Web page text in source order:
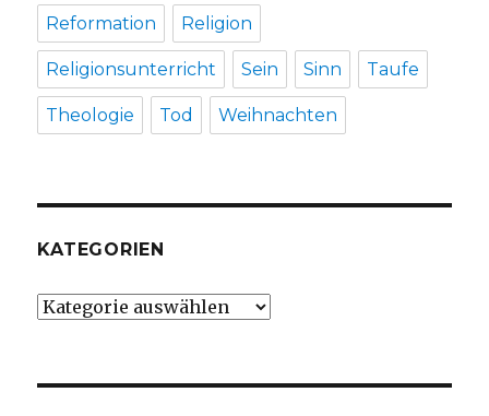
Reformation Religion
Religionsunterricht Sein Sinn Taufe
Theologie Tod Weihnachten
KATEGORIEN
Kategorien